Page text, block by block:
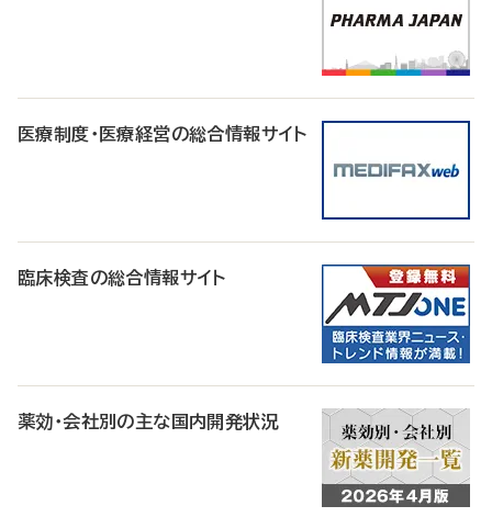
医療制度・医療経営の総合情報サイト
臨床検査の総合情報サイト
薬効・会社別の主な国内開発状況